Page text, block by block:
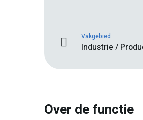
Vakgebied
Industrie /
Over de functie